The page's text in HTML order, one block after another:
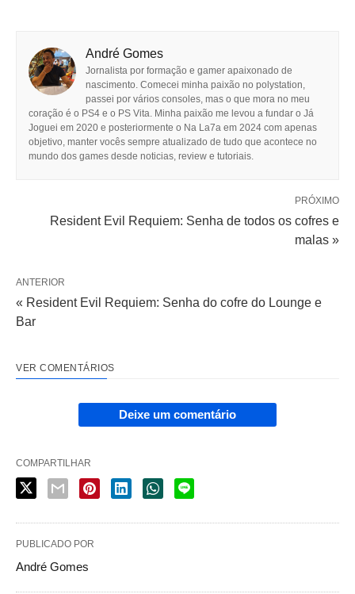
André Gomes
Jornalista por formação e gamer apaixonado de
nascimento. Comecei minha paixão no polystation,
passei por vários consoles, mas o que mora no meu
coração é o PS4 e o PS Vita. Minha paixão me levou a fundar o Já
Joguei em 2020 e posteriormente o Na La7a em 2024 com apenas
objetivo, manter vocês sempre atualizado de tudo que acontece no
mundo dos games desde noticias, review e tutoriais.
PRÓXIMO
Resident Evil Requiem: Senha de todos os cofres e
malas »
ANTERIOR
« Resident Evil Requiem: Senha do cofre do Lounge e
Bar
VER COMENTÁRIOS
Deixe um comentário
COMPARTILHAR
PUBLICADO POR
André Gomes